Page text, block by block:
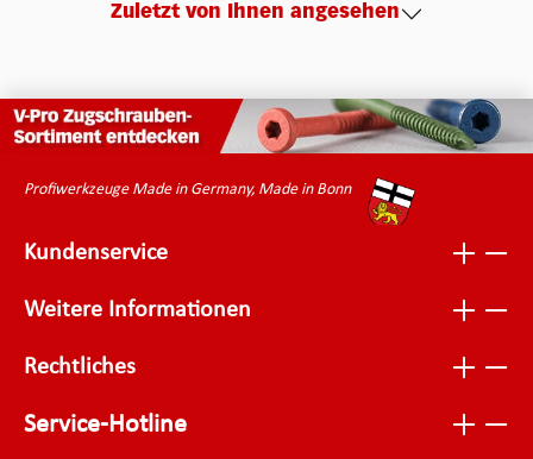
Zuletzt von Ihnen angesehen
Profiwerkzeuge Made in Germany, Made in Bonn
Kundenservice
Weitere Informationen
Rechtliches
Service-Hotline